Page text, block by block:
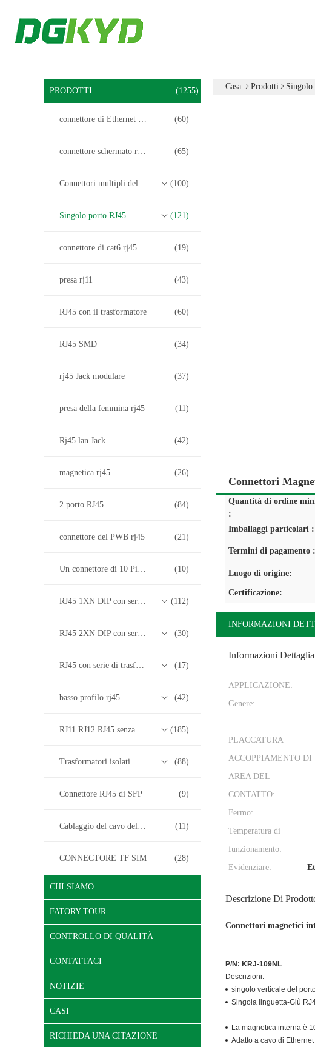
PRODOTTI (1255)
connettore di Ethernet rj45 (60)
connettore schermato rj45 (65)
Connettori multipli del porto RJ45 (100)
Singolo porto RJ45 (121)
connettore di cat6 rj45 (19)
presa rj11 (43)
RJ45 con il trasformatore (60)
RJ45 SMD (34)
rj45 Jack modulare (37)
presa della femmina rj45 (11)
Rj45 lan Jack (42)
magnetica rj45 (26)
2 porto RJ45 (84)
connettore del PWB rj45 (21)
Un connettore di 10 Pin RJ45 (10)
RJ45 1XN DIP con serie di trasformatori base-T 10/100/1000M (112)
RJ45 2XN DIP con serie di trasformatori base-T 10/100/1000M (30)
RJ45 con serie di trasformatori 2.5G/5G/10G Base-T (17)
basso profilo rj45 (42)
RJ11 RJ12 RJ45 senza serie di trasformatori (185)
Trasformatori isolati (88)
Connettore RJ45 di SFP (9)
Cablaggio del cavo del connettore (11)
CONNECTORE TF SIM (28)
CHI SIAMO
FATORY TOUR
CONTROLLO DI QUALITÀ
CONTATTACI
NOTIZIE
CASI
RICHIEDA UNA CITAZIONE
Casa Prodotti Singolo
Connettori
Quantità di ordine
:
Imballaggi particolari :
Termini di pagamento :
Luogo di origine:
Certificazione:
INFORMAZIONI
Informazioni
APPLICAZIONE:
Genere:
PLACCATURA
ACCOPPIAMENTO DI
AREA DEL
CONTATTO:
Fermo:
Temperatura di
funzionamento:
Evidenziare:
Descrizione Di
Connettori magnetici
P/N: KRJ-109NL
Descrizioni:
singolo verticale del
Singola linguetta-Giù
La magnetica interna è
Adatto a cavo di